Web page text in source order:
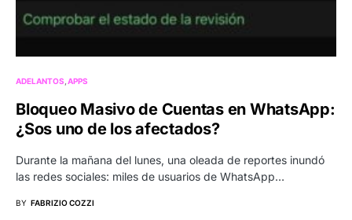
ADELANTOS APPS
Bloqueo Masivo de Cuentas en WhatsApp:
¿Sos uno de los afectados?
Durante la mañana del lunes, una oleada de reportes inundó
las redes sociales: miles de usuarios de WhatsApp…
BY FABRIZIO COZZI